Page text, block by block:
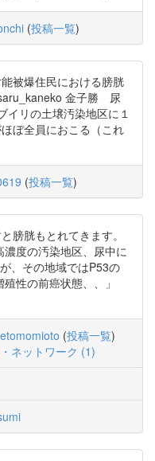
(投稿一覧)
被爆住民における膀胱
金子勝 尿
イリの土壌汚染地区に１
ぼ全員におこる（これ
(投稿一覧)
膀胱もとれてきます。
度の汚染地区、尿中に
、その地域ではP53の
性の前癌状態、、」
(投稿一覧)
ネットワーク (1)